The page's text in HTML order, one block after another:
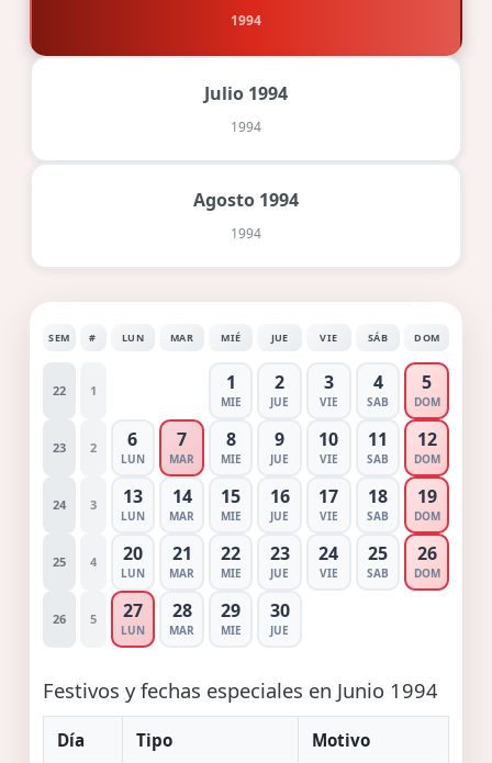
1994
Julio 1994
1994
Agosto 1994
1994
SEM # LUN MAR MIÉ JUE VIE SÁB DOM
22 1 1
MIE
2
JUE
3
VIE
4
SAB
5
DOM
23 2 6
LUN
7
MAR
8
MIE
9
JUE
10
VIE
11
SAB
12
DOM
24 3 13
LUN
14
MAR
15
MIE
16
JUE
17
VIE
18
SAB
19
DOM
25 4 20
LUN
21
MAR
22
MIE
23
JUE
24
VIE
25
SAB
26
DOM
26 5 27
LUN
28
MAR
29
MIE
30
JUE
Festivos y fechas especiales en Junio 1994
Día Tipo Motivo